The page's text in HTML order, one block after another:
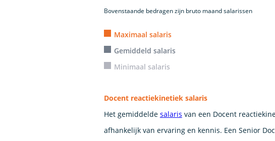
Bovenstaande bedragen zijn bruto maand salarissen
Maximaal salaris
Gemiddeld salaris
Minimaal salaris
Docent reactiekinetiek salaris
Het gemiddelde salaris van een Docent
afhankelijk van ervaring en kennis. Een Senior